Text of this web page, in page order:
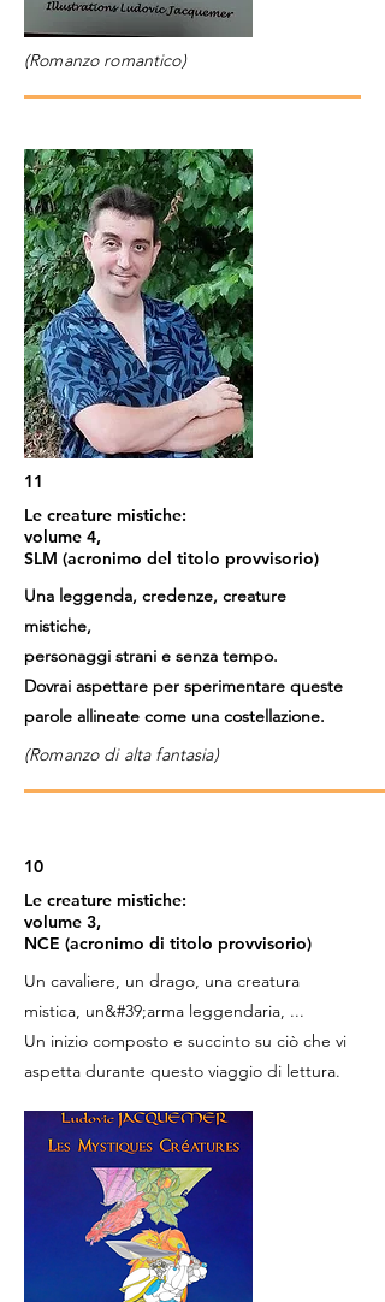
(Romanzo romantico)
11
Le creature mistiche:
volume 4,
SLM (acronimo del titolo provvisorio)
Una leggenda, credenze, creature
mistiche,
personaggi strani e senza tempo.
Dovrai aspettare per sperimentare queste
parole allineate come una costellazione.
(Romanzo di alta fantasia)
10
Le creature mistiche:
volume 3,
NCE (acronimo di titolo provvisorio)
Un cavaliere, un drago, una creatura
mistica, un&#39;arma leggendaria, ...
Un inizio composto e succinto su ciò che vi
aspetta durante questo viaggio di lettura.